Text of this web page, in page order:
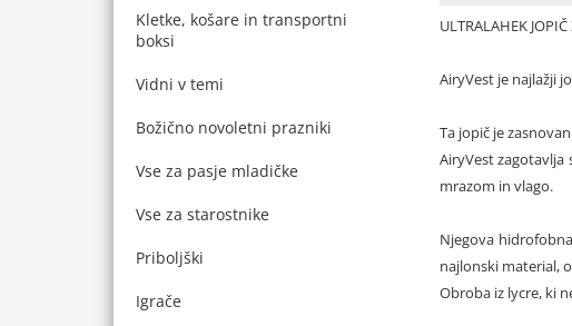
Kletke, košare in transportni
boksi
Vidni v temi
Božično novoletni prazniki
Vse za pasje mladičke
Vse za starostnike
Priboljški
Igrače
ULTRALAHEK JOPIČ
AiryVest je najlažji
Ta jopič je
AiryVest
mrazom in vlago.
Njegova
najlonski material,
Obroba iz lycre, ki